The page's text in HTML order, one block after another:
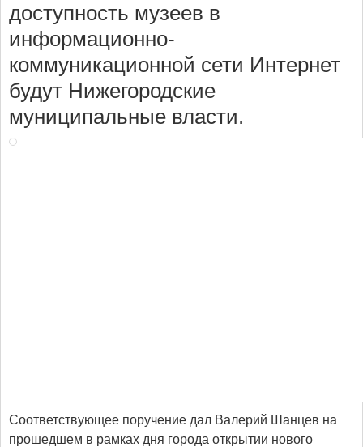
доступность музеев в
информационно-
коммуникационной сети Интернет
будут Нижегородские
муниципальные власти.
Соответствующее поручение дал Валерий Шанцев на
прошедшем в рамках дня города открытии нового